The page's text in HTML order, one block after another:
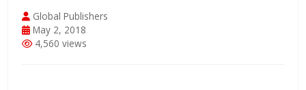
Global Publishers
May 2, 2018
4,560 views